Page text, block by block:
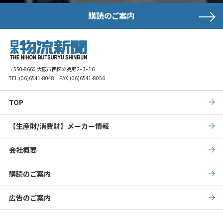
購読のご案内
〒550-8660 大阪市西区立売堀2−3−16
TEL:(06)6541-8048 FAX:(06)6541-8056
TOP
【生産財/消費財】メーカー情報
会社概要
購読のご案内
広告のご案内